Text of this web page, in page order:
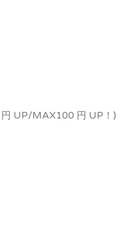
UP/MAX100 円 UP！)